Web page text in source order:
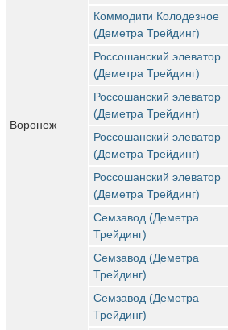
Воронеж
Коммодити Колодезное
(Деметра Трейдинг)
Россошанский элеватор
(Деметра Трейдинг)
Россошанский элеватор
(Деметра Трейдинг)
Россошанский элеватор
(Деметра Трейдинг)
Россошанский элеватор
(Деметра Трейдинг)
Семзавод (Деметра
Трейдинг)
Семзавод (Деметра
Трейдинг)
Семзавод (Деметра
Трейдинг)